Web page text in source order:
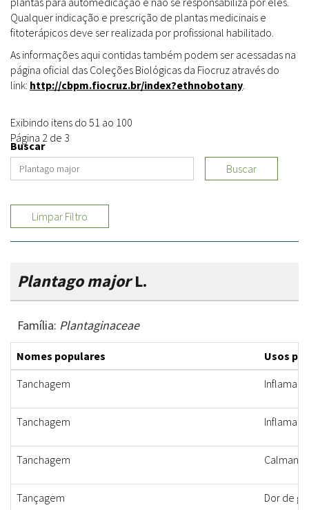
Qualquer indicação e prescrição de plantas medicinais e
fitoterápicos deve ser realizada por profissional habilitado.
As informações aqui contidas também podem ser acessadas na
página oficial das Coleções Biológicas da Fiocruz através do
link: http://cbpm.fiocruz.br/index?ethnobotany.
Exibindo itens do 51 ao 100
Página 2 de 3
Buscar
Buscar
Limpar Filtro
Plantago majorL.
Família: Plantaginaceae
Nomes populares
Usos
Tanchagem
Tanchagem
Tanchagem
Tançagem Dor de